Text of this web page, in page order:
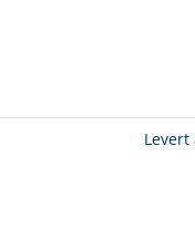
Levert